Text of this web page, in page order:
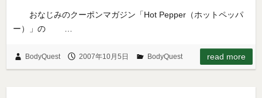
おなじみのクーポンマガジン「Hot Pepper（ホットペッパ
ー）」の …
BodyQuest 2007年10月5日 BodyQuest read more